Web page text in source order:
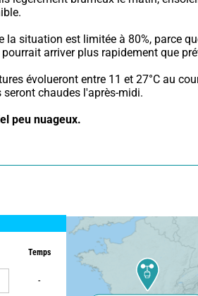
la situation est limitée à 80%, parce
arriver plus rapidement que
évolueront entre 11 et 27°C au
seront chaudes l'après-midi.
peu nuageux.
Temps
-